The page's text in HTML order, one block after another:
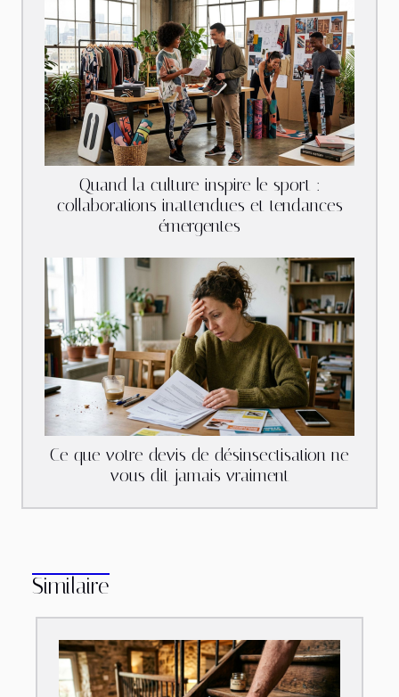
Quand la culture inspire le sport :
collaborations inattendues et tendances
émergentes
Ce que votre devis de désinsectisation ne
vous dit jamais vraiment
Similaire